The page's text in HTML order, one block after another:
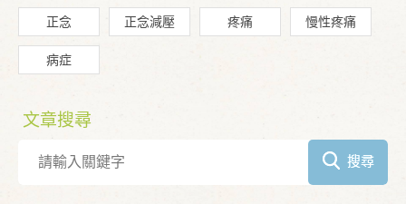
正念 正念減壓 疼痛 慢性疼痛
病症
文章搜尋
搜尋